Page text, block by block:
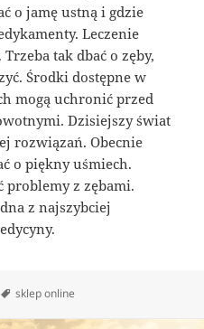
o jamę ustną i gdzie
Leczenie
tak dbać o zęby,
Środki dostępne w
mogą uchronić przed
Dzisiejszy świat
rozwiązań. Obecnie
o piękny uśmiech.
problemy z zębami.
z najszybciej
Tagi
sklep online